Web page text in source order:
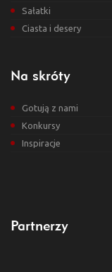
Sałatki
Ciasta i desery
Na skróty
Gotują z nami
Konkursy
Inspiracje
Partnerzy